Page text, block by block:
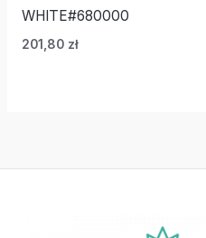
WHITE#680000
201,80 zł